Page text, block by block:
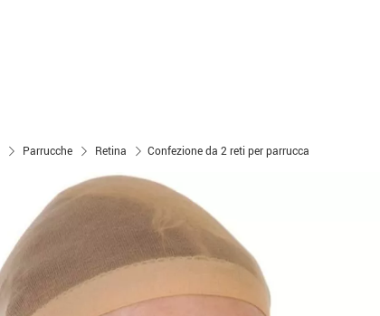
Parrucche Retina Confezione da 2 reti per parrucca